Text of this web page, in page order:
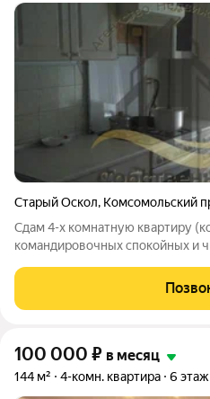
Старый Оскол, Комсомольский
Сдам 4-х комнатную квартиру
командировочных спокойных и
техникой (микроволновая печь,
стиральная машинка, 4
100 000 ₽ в месяц
144 м² 4-комн. квартира 6 этаж